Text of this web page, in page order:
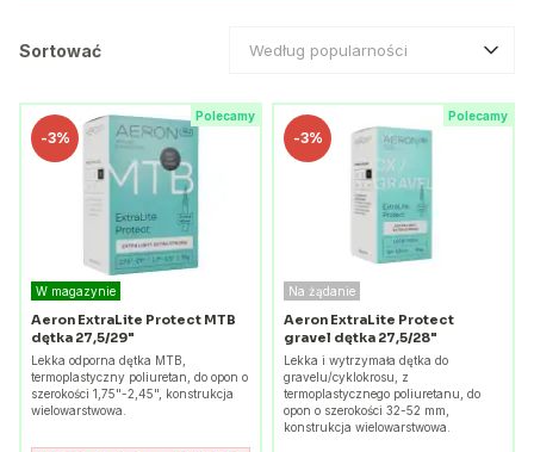
Sortować Według popularności
Polecamy
-3%
W magazynie
Aeron ExtraLite Protect MTB
dętka 27,5/29"
Lekka odporna dętka MTB,
termoplastyczny poliuretan, do opon o
szerokości 1,75"-2,45", konstrukcja
wielowarstwowa.
Polecamy
-3%
Na żądanie
Aeron ExtraLite Protect
gravel dętka 27,5/28"
Lekka i wytrzymała dętka do
gravelu/cyklokrosu, z
termoplastycznego poliuretanu, do
opon o szerokości 32-52 mm,
konstrukcja wielowarstwowa.